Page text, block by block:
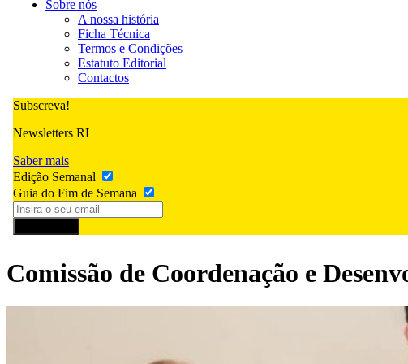
Sobre nós
A nossa história
Ficha Técnica
Termos e Condições
Estatuto Editorial
Contactos
Subscreva!
Newsletters RL
Saber mais
Edição Semanal
Guia do Fim de Semana
Comissão de Coordenação e